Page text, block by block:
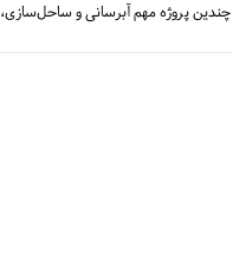
پروژه مهم آبرسانی و ساحل‌سازی،